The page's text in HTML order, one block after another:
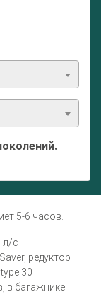
5-6 часов.
л/с
редуктор
30
в багажнике